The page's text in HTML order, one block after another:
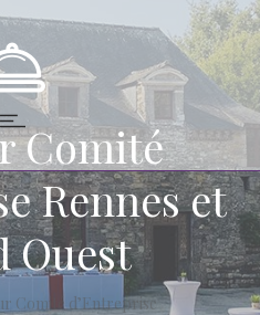
Comité
Rennes et
Ouest
Comité d’Entreprise